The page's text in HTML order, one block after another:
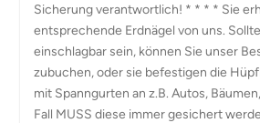
Sicherung verantwortlich! * * * * Sie
entsprechende Erdnägel von uns.
einschlagbar sein, können Sie unser
zubuchen, oder sie befestigen die
mit Spanngurten an z.B. Autos,
Fall MUSS diese immer gesichert